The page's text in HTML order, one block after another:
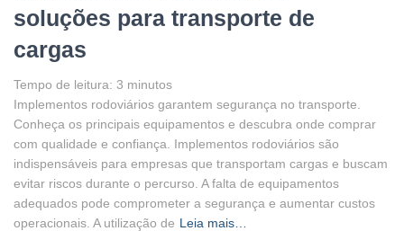
soluções para transporte de
cargas
Tempo de leitura: 3 minutos
Implementos rodoviários garantem segurança no transporte.
Conheça os principais equipamentos e descubra onde comprar
com qualidade e confiança. Implementos rodoviários são
indispensáveis para empresas que transportam cargas e buscam
evitar riscos durante o percurso. A falta de equipamentos
adequados pode comprometer a segurança e aumentar custos
operacionais. A utilização de Leia mais…